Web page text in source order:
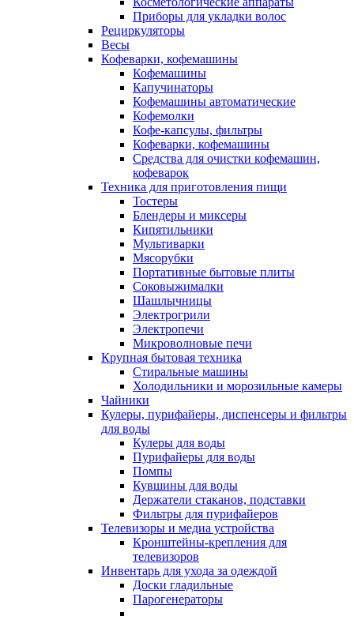
Приборы для укладки волос
Рециркуляторы
Весы
Кофеварки, кофемашины
Кофемашины
Капучинаторы
Кофемашины автоматические
Кофемолки
Кофе-капсулы, фильтры
Кофеварки, кофемашины
Средства для очистки кофемашин,
кофеварок
Техника для приготовления пищи
Тостеры
Блендеры и миксеры
Кипятильники
Мультиварки
Мясорубки
Портативные бытовые плиты
Соковыжималки
Шашлычницы
Электрогрили
Электропечи
Микроволновые печи
Крупная бытовая техника
Стиральные машины
Холодильники и морозильные камеры
Чайники
Кулеры, пурифайеры, диспенсеры и фильтры
для воды
Кулеры для воды
Пурифайеры для воды
Помпы
Кувшины для воды
Держатели стаканов, подставки
Фильтры для пурифайеров
Телевизоры и медиа устройства
Кронштейны-крепления для
телевизоров
Инвентарь для ухода за одеждой
Доски гладильные
Парогенераторы